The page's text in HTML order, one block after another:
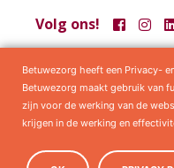
Volg ons!
Samenwerkingen Privacy
Betuwezorg heeft een Privacy-
Betuwezorg maakt gebruik van
zijn voor de werking van de
krijgen in de werking en